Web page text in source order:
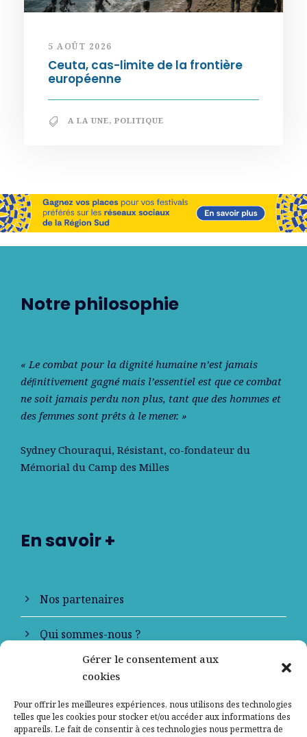
Gérer le consentement aux
cookies
Pour offrir les meilleures expériences, nous utilisons des technologies
telles que les cookies pour stocker et/ou accéder aux informations des
appareils. Le fait de consentir à ces technologies nous permettra de
5 AOÛT 2026
Ceuta, cas-limite de la frontière
européenne
A LA UNE, POLITIQUE
Notre philosophie
« Le combat pour la dignité humaine n’est jamais
déﬁnitivement gagné mais l’essentiel est que ce combat
ne soit jamais perdu non plus, tant que des hommes et
des femmes sont prêts à le mener. »
Sydney Chouraqui, Résistant, co-fondateur du
Mémorial du Camp des Milles
En savoir +
Nos partenaires
Qui sommes-nous ?
Contactez-nous
Mentions légales